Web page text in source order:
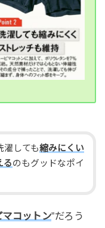
濯しても縮みにくい
るのもグッドなポイ
マコットン”だろう